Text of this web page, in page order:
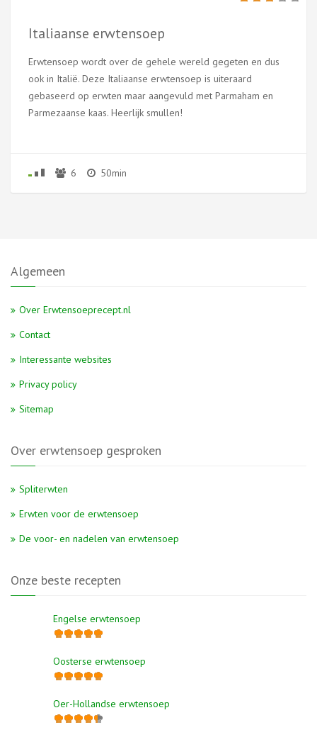
Italiaanse erwtensoep
Erwtensoep wordt over de gehele wereld gegeten en dus
ook in Italië. Deze Italiaanse erwtensoep is uiteraard
gebaseerd op erwten maar aangevuld met Parmaham en
Parmezaanse kaas. Heerlijk smullen!
6 50min
Algemeen
Over Erwtensoeprecept.nl
Contact
Interessante websites
Privacy policy
Sitemap
Over erwtensoep gesproken
Spliterwten
Erwten voor de erwtensoep
De voor- en nadelen van erwtensoep
Onze beste recepten
Engelse erwtensoep
Oosterse erwtensoep
Oer-Hollandse erwtensoep